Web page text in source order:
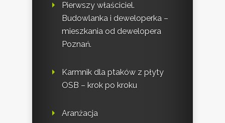
Pierwszy właściciel.
Budowlanka i deweloperka –
mieszkania od dewelopera
Poznań.
Karmnik dla ptaków z płyty
OSB – krok po kroku
Aranżacja